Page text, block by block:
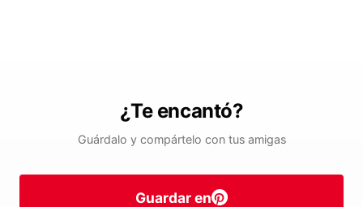
¿Te encantó?
Guárdalo y compártelo con tus amigas
Guardar en